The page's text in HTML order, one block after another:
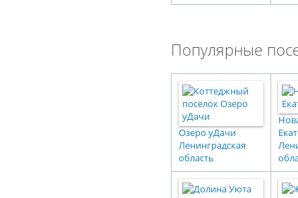
Популярные
Озеро уДачи
Ленинградская
область